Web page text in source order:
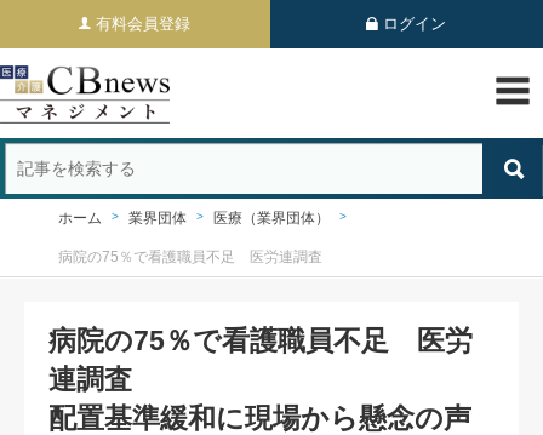
有料会員登録 ログイン
ホーム 業界団体 医療（業界団体）
病院の75％で看護職員不足 医労連調査
病院の75％で看護職員不足 医労
連調査
配置基準緩和に現場から懸念の声